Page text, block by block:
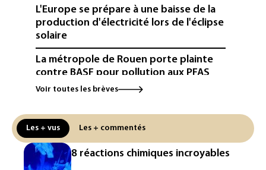
L'Europe se prépare à une baisse de la
production d'électricité lors de l'éclipse
solaire
La métropole de Rouen porte plainte
contre BASF pour pollution aux PFAS
Canicule: à l'arrêt depuis fin juillet, la
réseau
Véhicules de livraison autonomes: la
France ouvre la voie à leur
Voir toutes les brèves
Les + vus Les + commentés
8 réactions chimiques incroyables